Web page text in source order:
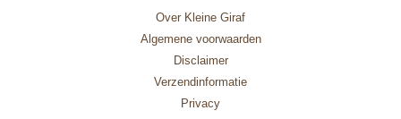
Over Kleine Giraf
Algemene voorwaarden
Disclaimer
Verzendinformatie
Privacy